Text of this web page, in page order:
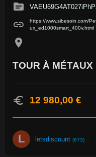
source
link
https://www.sibesoin.com/
ux_ed1000smart_400v.html
location_on
TOUR À
euro 12 980,00 €
L letsdiscount (873)